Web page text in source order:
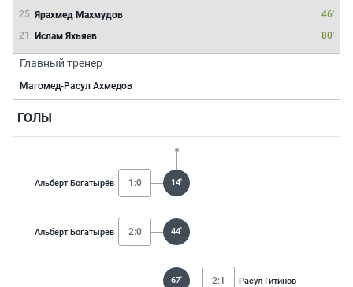
25 Ярахмед Махмудов
46'
21
Ислам Яхьяев 80'
Главный тренер
Магомед-Расул Ахмедов
ГОЛЫ
Альберт Богатырёв 1:0 14'
Альберт Богатырёв 2:0 44'
67' 2:1 Расул Гитинов